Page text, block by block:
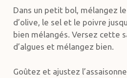
Dans un petit bol, mélangez
d’olive, le sel et le poivre
bien mélangés. Versez cette
d’algues et mélangez bien.
Goûtez et ajustez